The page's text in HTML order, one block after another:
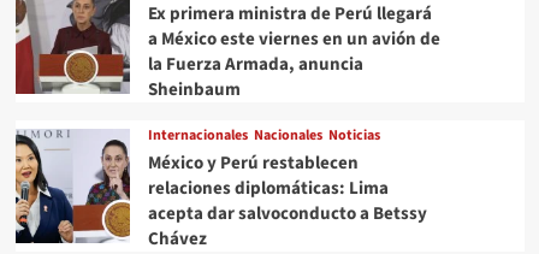
Ex primera ministra de Perú llegará
a México este viernes en un avión de
la Fuerza Armada, anuncia
Sheinbaum
Internacionales Nacionales Noticias
México y Perú restablecen
relaciones diplomáticas: Lima
acepta dar salvoconducto a Betssy
Chávez